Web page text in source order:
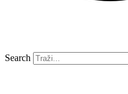
Search